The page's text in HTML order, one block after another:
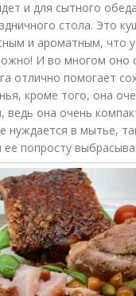
и для сытного
стола. Это
и ароматным, что
И во многом оно
отлично помогает
кроме того, она
ведь она очень
нуждается в мытье,
ее попросту